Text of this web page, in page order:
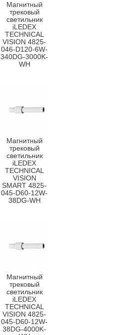
Магнитный
трековый
светильник
iLEDEX
TECHNICAL
VISION 4825-
046-D120-6W-
340DG-3000K-
WH
Магнитный
трековый
светильник
iLEDEX
TECHNICAL
VISION
SMART 4825-
045-D60-12W-
38DG-WH
Магнитный
трековый
светильник
iLEDEX
TECHNICAL
VISION 4825-
045-D60-12W-
38DG-4000K-